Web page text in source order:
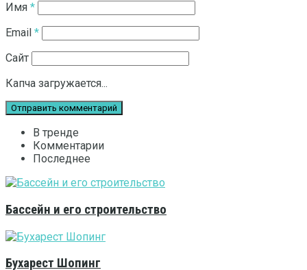
Имя *
Email *
Сайт
Капча загружается...
В тренде
Комментарии
Последнее
Бассейн и его строительство
Бухарест Шопинг